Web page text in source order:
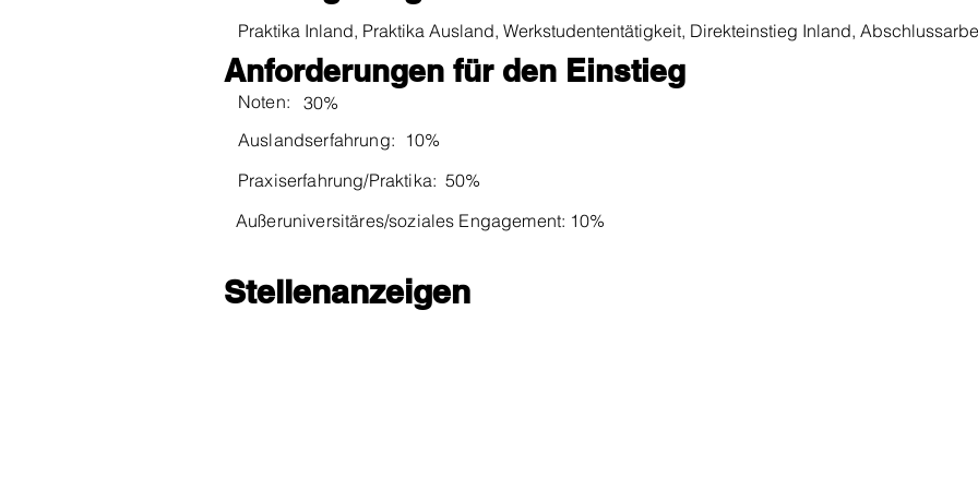
Praktika Inland, Praktika Ausland, Werkstudententätigkeit, Direkteinstieg Inland,
Anforderungen für den Einstieg
Noten:
30%
Auslandserfahrung: 10%
Praxiserfahrung/Praktika: 50%
10%
Außeruniversitäres/soziales Engagement:
Stellenanzeigen